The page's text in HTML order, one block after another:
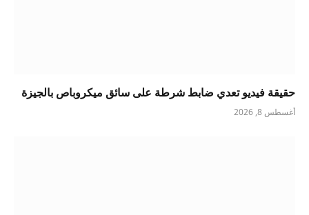
حقيقة فيديو تعدي ضابط شرطة على سائق ميكروباص بالجيزة
أغسطس 8, 2026